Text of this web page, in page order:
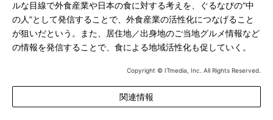
ルな目線で外食産業や日本の食に対する考えを、ぐるなびの“中
の人”として発信することで、外食産業の活性化につなげること
が狙いだという。また、居住地／出身地のご当地グルメ情報など
の情報を発信することで、食による地域活性化も促していく。
Copyright © ITmedia, Inc. All Rights Reserved.
関連情報